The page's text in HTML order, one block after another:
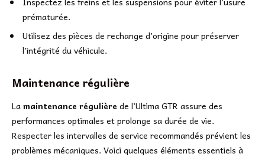
prématurée.
Utilisez des pièces de rechange d’origine pour préserver
l’intégrité du véhicule.
Maintenance régulière
Lamaintenance régulière de l’Ultima GTR assure des
performances optimales et prolonge sa durée de vie.
Respecter les intervalles de service recommandés prévient les
problèmes mécaniques. Voici quelques éléments essentiels à